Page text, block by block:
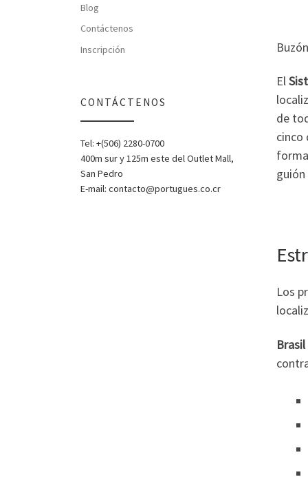
El
de
cinco
Los
Brasil
Blog
Contáctenos
Inscripción
CONTÁCTENOS
Tel: +(506) 2280-0700
400m sur y 125m este del Outlet Mall,
San Pedro
E-mail: contacto@portugues.co.cr